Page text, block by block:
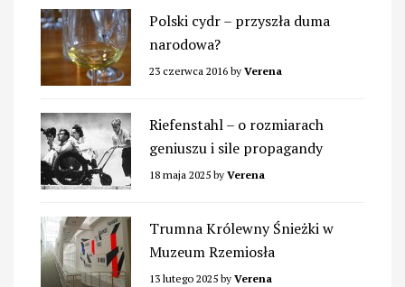
Polski cydr – przyszła duma
narodowa?
23 czerwca 2016 by Verena
Riefenstahl – o rozmiarach
geniuszu i sile propagandy
18 maja 2025 by Verena
Trumna Królewny Śnieżki w
Muzeum Rzemiosła
13 lutego 2025 by Verena